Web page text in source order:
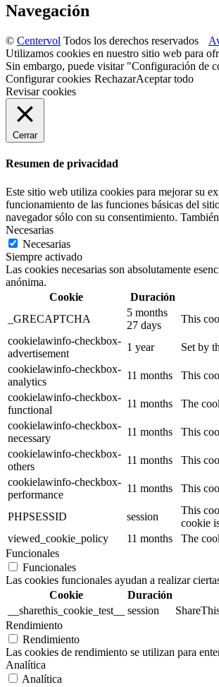
Navegación
© Centervol Todos los derechos reservados
Utilizamos cookies en nuestro sitio web para
Sin embargo, puede visitar "Configuración de
Configurar cookies RechazarAceptar todo
Revisar cookies
Cerrar
Resumen de privacidad
Este sitio web utiliza cookies para mejorar su
funcionamiento de las funciones básicas del
navegador sólo con su consentimiento.
Necesarias
Necesarias
Siempre activado
Las cookies necesarias son absolutamente
anónima.
Cookie
Duración
_GRECAPTCHA
5 months
27 days
This
cookielawinfo-checkbox-
advertisement
1 year
Set by
cookielawinfo-checkbox-
analytics
11 months
This
cookielawinfo-checkbox-
functional
11 months
The
cookielawinfo-checkbox-
necessary
11 months
This
cookielawinfo-checkbox-
others
11 months
This
cookielawinfo-checkbox-
performance
11 months This
PHPSESSID session
This
cookie
viewed_cookie_policy
11 months
The
Funcionales
Funcionales
Las cookies funcionales ayudan a realizar
Cookie
Duración
__sharethis_cookie_test__
session
Rendimiento
Rendimiento
Las cookies de rendimiento se utilizan para
Analítica
Analítica